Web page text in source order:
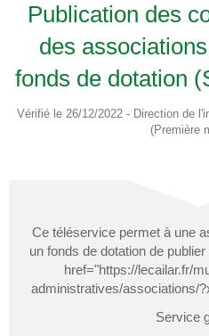
Publication des
des
fonds de dotation
Vérifié le 26/12/2022 - Direction de
(Première
Ce téléservice permet à une
un fonds de dotation de
href="https://lecailar.fr/
administratives/associations/
Service